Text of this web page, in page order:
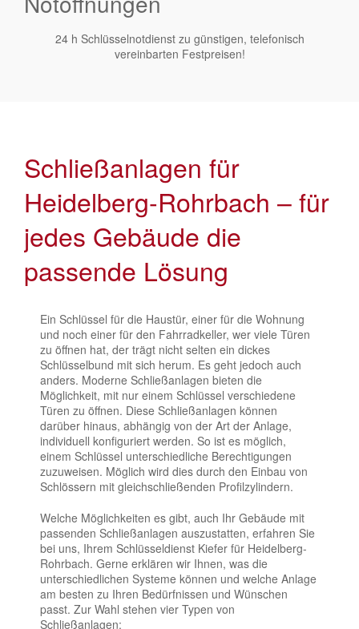
24 h Schlüsselnotdienst zu günstigen, telefonisch
vereinbarten Festpreisen!
Schließanlagen für
Heidelberg-Rohrbach – für
jedes Gebäude die
passende Lösung
Ein Schlüssel für die Haustür, einer für die Wohnung
und noch einer für den Fahrradkeller, wer viele Türen
zu öffnen hat, der trägt nicht selten ein dickes
Schlüsselbund mit sich herum. Es geht jedoch auch
anders. Moderne Schließanlagen bieten die
Möglichkeit, mit nur einem Schlüssel verschiedene
Türen zu öffnen. Diese Schließanlagen können
darüber hinaus, abhängig von der Art der Anlage,
individuell konfiguriert werden. So ist es möglich,
einem Schlüssel unterschiedliche Berechtigungen
zuzuweisen. Möglich wird dies durch den Einbau von
Schlössern mit gleichschließenden Profilzylindern.
Welche Möglichkeiten es gibt, auch Ihr Gebäude mit
passenden Schließanlagen auszustatten, erfahren Sie
bei uns, Ihrem Schlüsseldienst Kiefer für Heidelberg-
Rohrbach. Gerne erklären wir Ihnen, was die
unterschiedlichen Systeme können und welche Anlage
am besten zu Ihren Bedürfnissen und Wünschen
passt. Zur Wahl stehen vier Typen von
Schließanlagen: